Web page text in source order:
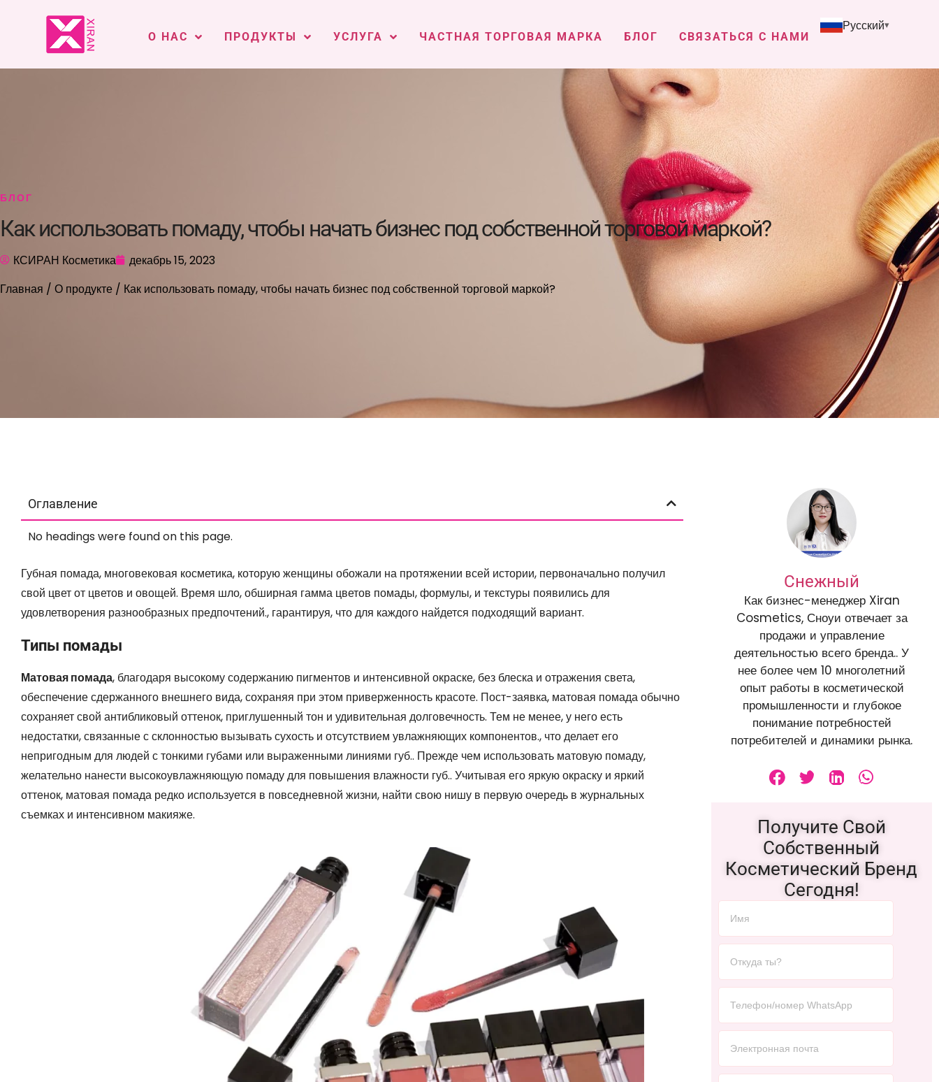
О НАС ПРОДУКТЫ УСЛУГА ЧАСТНАЯ ТОРГОВАЯ МАРКА БЛОГ СВЯЗАТЬСЯ С НАМИ
Русский
БЛОГ
Как использовать помаду, чтобы начать бизнес под собственной торговой маркой?
КСИРАН Косметика
декабрь 15, 2023
Главная / О продукте / Как использовать помаду, чтобы начать бизнес под собственной торговой маркой?
Оглавление
No headings were found on this page.
Губная помада, многовековая косметика, которую женщины обожали на протяжении всей истории, первоначально получил
свой цвет от цветов и овощей. Время шло, обширная гамма цветов помады, формулы, и текстуры появились для
удовлетворения разнообразных предпочтений., гарантируя, что для каждого найдется подходящий вариант.
Типы помады
Матовая помада, благодаря высокому содержанию пигментов и интенсивной окраске, без блеска и отражения света,
обеспечение сдержанного внешнего вида, сохраняя при этом приверженность красоте. Пост-заявка, матовая помада обычно
сохраняет свой антибликовый оттенок, приглушенный тон и удивительная долговечность. Тем не менее, у него есть
недостатки, связанные с склонностью вызывать сухость и отсутствием увлажняющих компонентов., что делает его
непригодным для людей с тонкими губами или выраженными линиями губ.. Прежде чем использовать матовую помаду,
желательно нанести высокоувлажняющую помаду для повышения влажности губ.. Учитывая его яркую окраску и яркий
оттенок, матовая помада редко используется в повседневной жизни, найти свою нишу в первую очередь в журнальных
съемках и интенсивном макияже.
Снежный
Как бизнес-менеджер Xiran
Cosmetics, Сноуи отвечает за
продажи и управление
деятельностью всего бренда.. У
нее более чем 10 многолетний
опыт работы в косметической
промышленности и глубокое
понимание потребностей
потребителей и динамики рынка.
Получите Свой
Собственный
Косметический Бренд
Сегодня!